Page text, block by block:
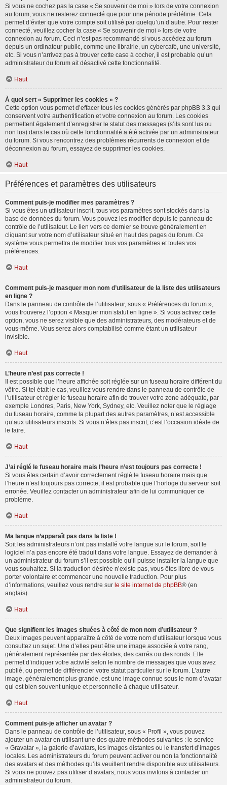
Si vous ne cochez pas la case « Se souvenir de moi » lors de votre connexion
au forum, vous ne resterez connecté que pour une période prédéfinie. Cela
permet d’éviter que votre compte soit utilisé par quelqu’un d’autre. Pour rester
connecté, veuillez cocher la case « Se souvenir de moi » lors de votre
connexion au forum. Ceci n’est pas recommandé si vous accédez au forum
depuis un ordinateur public, comme une librairie, un cybercafé, une université,
etc. Si vous n’arrivez pas à trouver cette case à cocher, il est probable qu’un
administrateur du forum ait désactivé cette fonctionnalité.
Haut
À quoi sert « Supprimer les cookies » ?
Cette option vous permet d’effacer tous les cookies générés par phpBB 3.3 qui
conservent votre authentification et votre connexion au forum. Les cookies
permettent également d’enregistrer le statut des messages (s’ils sont lus ou
non lus) dans le cas où cette fonctionnalité a été activée par un administrateur
du forum. Si vous rencontrez des problèmes récurrents de connexion et de
déconnexion au forum, essayez de supprimer les cookies.
Haut
Préférences et paramètres des utilisateurs
Comment puis-je modifier mes paramètres ?
Si vous êtes un utilisateur inscrit, tous vos paramètres sont stockés dans la
base de données du forum. Vous pouvez les modifier depuis le panneau de
contrôle de l’utilisateur. Le lien vers ce dernier se trouve généralement en
cliquant sur votre nom d’utilisateur situé en haut des pages du forum. Ce
système vous permettra de modifier tous vos paramètres et toutes vos
préférences.
Haut
Comment puis-je masquer mon nom d’utilisateur de la liste des utilisateurs
en ligne ?
Dans le panneau de contrôle de l’utilisateur, sous « Préférences du forum »,
vous trouverez l’option « Masquer mon statut en ligne ». Si vous activez cette
option, vous ne serez visible que des administrateurs, des modérateurs et de
vous-même. Vous serez alors comptabilisé comme étant un utilisateur
invisible.
Haut
L’heure n’est pas correcte !
Il est possible que l’heure affichée soit réglée sur un fuseau horaire différent du
vôtre. Si tel était le cas, veuillez vous rendre dans le panneau de contrôle de
l’utilisateur et régler le fuseau horaire afin de trouver votre zone adéquate, par
exemple Londres, Paris, New York, Sydney, etc. Veuillez noter que le réglage
du fuseau horaire, comme la plupart des autres paramètres, n’est accessible
qu’aux utilisateurs inscrits. Si vous n’êtes pas inscrit, c’est l’occasion idéale de
le faire.
Haut
J’ai réglé le fuseau horaire mais l’heure n’est toujours pas correcte !
Si vous êtes certain d’avoir correctement réglé le fuseau horaire mais que
l’heure n’est toujours pas correcte, il est probable que l’horloge du serveur soit
erronée. Veuillez contacter un administrateur afin de lui communiquer ce
problème.
Haut
Ma langue n’apparaît pas dans la liste !
Soit les administrateurs n’ont pas installé votre langue sur le forum, soit le
logiciel n’a pas encore été traduit dans votre langue. Essayez de demander à
un administrateur du forum s’il est possible qu’il puisse installer la langue que
vous souhaitez. Si la traduction désirée n’existe pas, vous êtes libre de vous
porter volontaire et commencer une nouvelle traduction. Pour plus
d’informations, veuillez vous rendre sur le site internet de phpBB® (en
anglais).
Haut
Que signifient les images situées à côté de mon nom d’utilisateur ?
Deux images peuvent apparaître à côté de votre nom d’utilisateur lorsque vous
consultez un sujet. Une d’elles peut être une image associée à votre rang,
généralement représentée par des étoiles, des carrés ou des ronds. Elle
permet d’indiquer votre activité selon le nombre de messages que vous avez
publié, ou permet de différencier votre statut particulier sur le forum. L’autre
image, généralement plus grande, est une image connue sous le nom d’avatar
qui est bien souvent unique et personnelle à chaque utilisateur.
Haut
Comment puis-je afficher un avatar ?
Dans le panneau de contrôle de l’utilisateur, sous « Profil », vous pouvez
ajouter un avatar en utilisant une des quatre méthodes suivantes : le service
« Gravatar », la galerie d’avatars, les images distantes ou le transfert d’images
locales. Les administrateurs du forum peuvent activer ou non la fonctionnalité
des avatars et des méthodes qu’ils veuillent rendre disponible aux utilisateurs.
Si vous ne pouvez pas utiliser d’avatars, nous vous invitons à contacter un
administrateur du forum.